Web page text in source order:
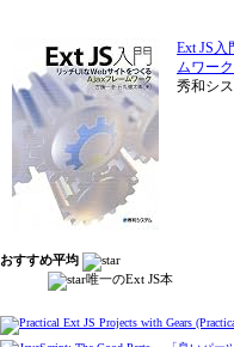
Ext JS
ムワーク
秀和シ
おすすめ平均
唯一のExt JS本